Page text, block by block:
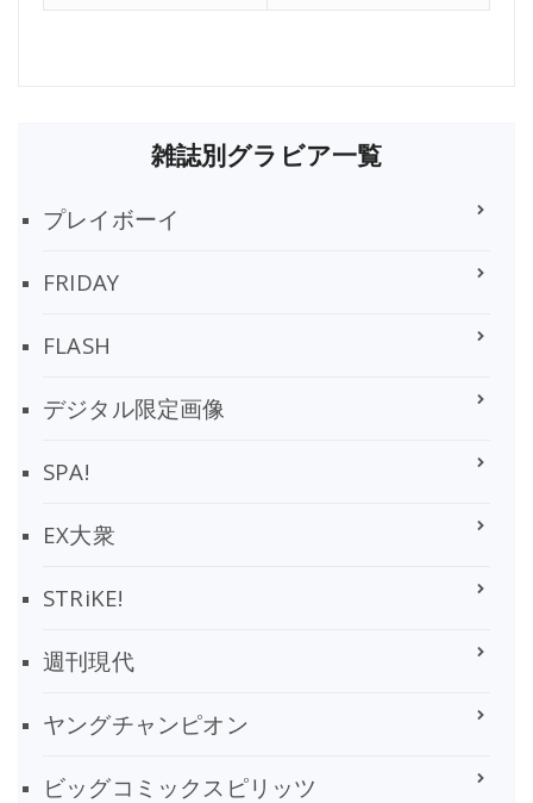
雑誌別グラビア一覧
プレイボーイ
FRIDAY
FLASH
デジタル限定画像
SPA!
EX大衆
STRiKE!
週刊現代
ヤングチャンピオン
ビッグコミックスピリッツ